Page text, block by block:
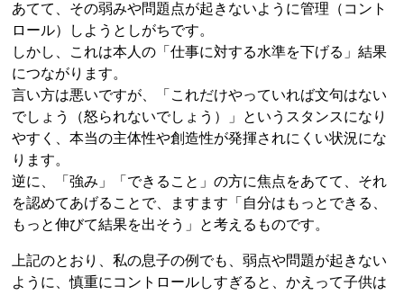
あてて、その弱みや問題点が起きないように管理（コント
ロール）しようとしがちです。
しかし、これは本人の「仕事に対する水準を下げる」結果
につながります。
言い方は悪いですが、「これだけやっていれば文句はない
でしょう（怒られないでしょう）」というスタンスになり
やすく、本当の主体性や創造性が発揮されにくい状況にな
ります。
逆に、「強み」「できること」の方に焦点をあてて、それ
を認めてあげることで、ますます「自分はもっとできる、
もっと伸びて結果を出そう」と考えるものです。
上記のとおり、私の息子の例でも、弱点や問題が起きない
ように、慎重にコントロールしすぎると、かえって子供は